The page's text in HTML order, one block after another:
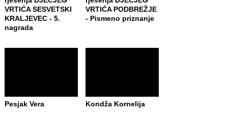
VRTIĆA SESVETSKI
KRALJEVEC - 5.
nagrada
VRTIĆA PODBREŽJE
- Pismeno priznanje
Pesjak Vera Kondža Kornelija